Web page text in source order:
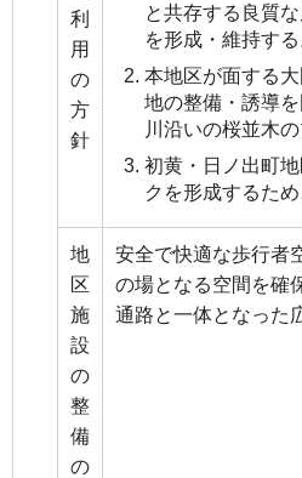
利
用
の
方
針
と共存する良質
を形成・維持する
本地区が面する
地の整備・誘導
川沿いの桜並木
初黄・日ノ出町
クを形成するた
地
区
施
設
の
整
備
の
安全で快適な歩行者
の場となる空間を確
通路と一体となった